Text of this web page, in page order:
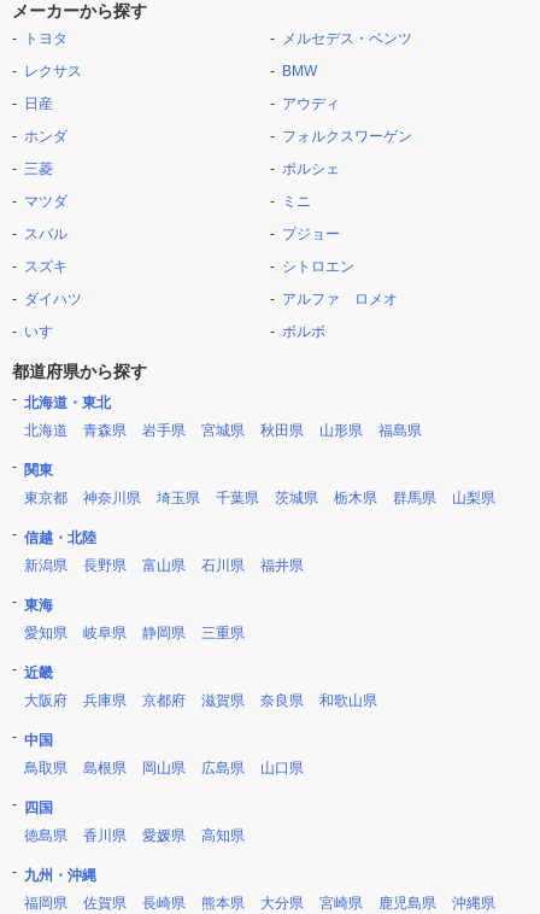
メーカーから探す
トヨタ
レクサス
日産
ホンダ
三菱
マツダ
スバル
スズキ
ダイハツ
いすゞ
メルセデス・ベンツ
BMW
アウディ
フォルクスワーゲン
ポルシェ
ミニ
プジョー
シトロエン
アルファ ロメオ
ボルボ
都道府県から探す
北海道・東北
北海道
青森県 岩手県 宮城県 秋田県 山形県 福島県
関東
東京都
神奈川県 埼玉県 千葉県 茨城県 栃木県 群馬県 山梨県
信越・北陸
新潟県
長野県 富山県 石川県 福井県
東海
愛知県
岐阜県 静岡県 三重県
近畿
大阪府
兵庫県 京都府 滋賀県 奈良県 和歌山県
中国
鳥取県
島根県 岡山県 広島県 山口県
四国
徳島県
香川県 愛媛県 高知県
九州・沖縄
福岡県
佐賀県 長崎県 熊本県 大分県 宮崎県 鹿児島県 沖縄県